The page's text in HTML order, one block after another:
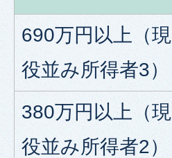
690万円以上（現
役並み所得者3）
380万円以上（現
役並み所得者2）